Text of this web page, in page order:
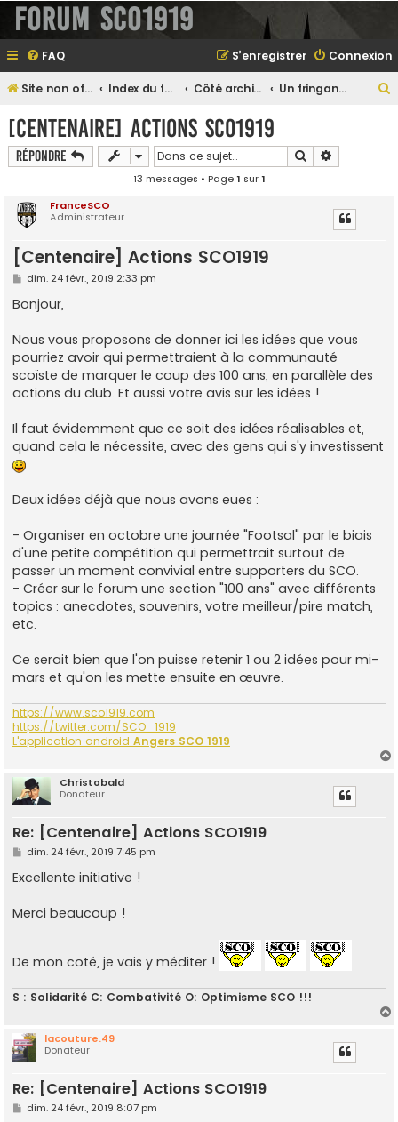
Forum SCO1919
FAQ Connexion
S’enregistrer
Site non officiel sur le SCO d'Angers Index du forum Côté archives... Un fringant centenaire
[Centenaire] Actions SCO1919
Répondre Rechercher
13 messages • Page1 sur1
FranceSCO
Administrateur
[Centenaire] Actions SCO1919
M
s
s
g
e
dim. 24 févr., 2019 2:33 pm
Bonjour,
Nous vous proposons de donner ici les idées que vous
pourriez avoir qui permettraient à la communauté
scoïste de marquer le coup des 100 ans, en parallèle des
actions du club. Et aussi votre avis sur les idées !
Il faut évidemment que ce soit des idées réalisables et,
quand cela le nécessite, avec des gens qui s'y investissent
Deux idées déjà que nous avons eues :
- Organiser en octobre une journée "Footsal" par le biais
d'une petite compétition qui permettrait surtout de
passer un moment convivial entre supporters du SCO.
- Créer sur le forum une section "100 ans" avec différents
topics : anecdotes, souvenirs, votre meilleur/pire match,
etc.
Ce serait bien que l'on puisse retenir 1 ou 2 idées pour mi-
mars et qu'on les mette ensuite en œuvre.
https://www.sco1919.com
https://twitter.com/SCO_1919
L'application android Angers SCO 1919
Christobald
Donateur
Re: [Centenaire] Actions SCO1919
M
s
s
g
e
dim. 24 févr., 2019 7:45 pm
Excellente initiative !
Merci beaucoup !
De mon coté, je vais y méditer !
S : Solidarité C: Combativité O: Optimisme SCO !!!
lacouture.49
Donateur
Re: [Centenaire] Actions SCO1919
M
dim. 24 févr., 2019 8:07 pm